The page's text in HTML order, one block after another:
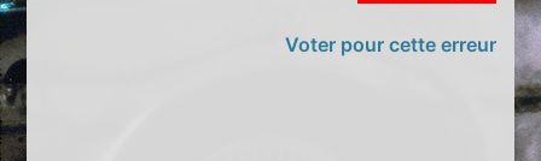
Voter pour cette erreur